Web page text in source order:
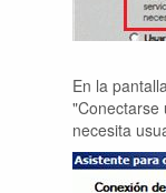
En la
"Conectarse
necesita